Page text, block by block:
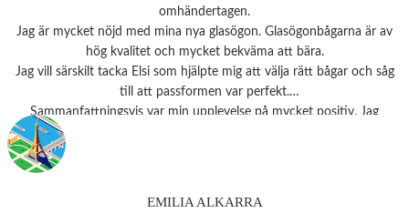
omhändertagen.
Jag är mycket nöjd med mina nya glasögon. Glasögonbågarna är av
hög kvalitet och mycket bekväma att bära.
Jag vill särskilt tacka Elsi som hjälpte mig att välja rätt bågar och såg
till att passformen var perfekt.
Sammanfattningsvis var min upplevelse på mycket positiv. Jag
rekommenderar starkt detta ställe till alla som behöver
EMILIA ALKARRA